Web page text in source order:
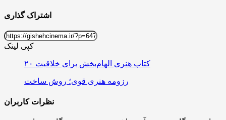
اشتراک گذاری
کپی لینک
۲۰ کتاب هنری الهام‌بخش برای خلاقیت
رزومه هنری قوی؛ روش ساخت
نظرات کاربران